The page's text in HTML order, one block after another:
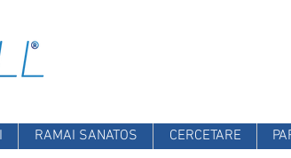
RAMAI SANATOS CERCETARE